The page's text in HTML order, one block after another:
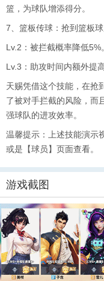
篮，为球队增添得分。
7、篮板传球：抢到篮板
Lv.2：被拦截概率降低5%。
Lv.3：助攻时间内额外提
天赐凭借这个技能，在抢
了被对手拦截的风险，而
强球队的进攻效率。
温馨提示：上述技能演示
或是【球员】页面查看。
游戏截图